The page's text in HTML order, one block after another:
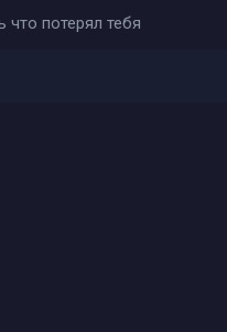
что потерял тебя